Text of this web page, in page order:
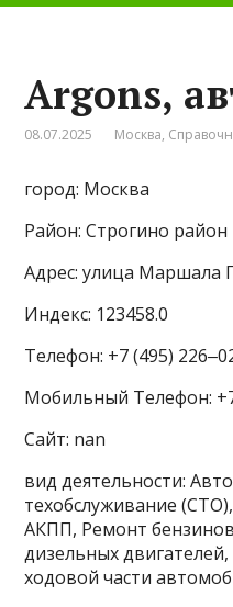
Argons,
08.07.2025 Москва,
город: Москва
Район: Строгино район
Адрес: улица Маршала
Индекс: 123458.0
Телефон: +7 (495)
Мобильный Телефон:
Сайт: nan
вид деятельности:
техобслуживание
АКПП, Ремонт
дизельных
ходовой части